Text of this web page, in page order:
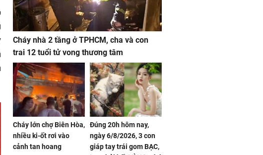
Cháy nhà 2 tầng ở TPHCM, cha và con
trai 12 tuổi tử vong thương tâm
Cháy lớn chợ Biên Hòa,
nhiều ki-ốt rơi vào
cảnh tan hoang
Đúng 20h hôm nay,
ngày 6/8/2026, 3 con
giáp tay trái gom BẠC,